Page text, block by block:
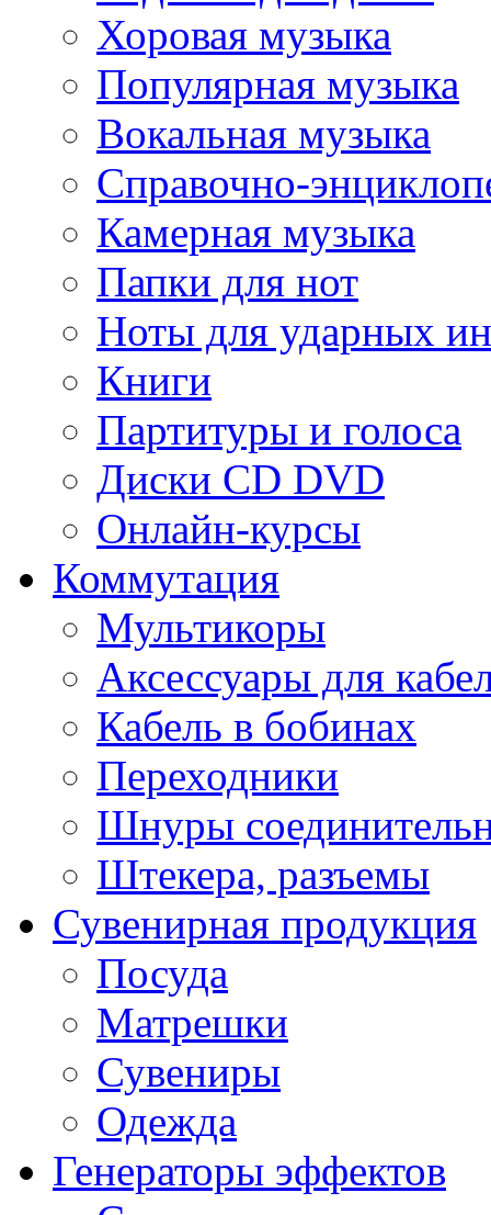
Хоровая музыка
Популярная музыка
Вокальная музыка
Справочно-
Камерная музыка
Папки для нот
Ноты для ударных
Книги
Партитуры и голоса
Диски CD DVD
Онлайн-курсы
Коммутация
Мультикоры
Аксессуары для
Кабель в бобинах
Переходники
Шнуры
Штекера, разъемы
Сувенирная продукция
Посуда
Матрешки
Сувениры
Одежда
Генераторы эффектов